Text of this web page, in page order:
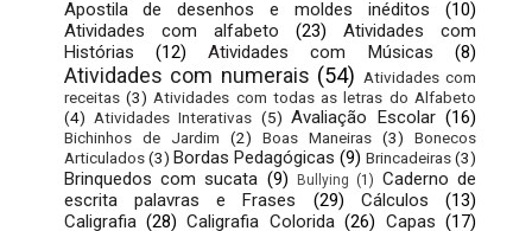
Apostila de desenhos e moldes inéditos
(10)
Atividades com alfabeto
(23)
Atividades com
Histórias
(12) Atividades com Músicas (8)
Atividades com numerais (54) Atividades com
receitas (3) Atividades com todas as letras do Alfabeto
(4) Atividades Interativas (5) Avaliação Escolar (16)
Bichinhos de Jardim (2) Boas Maneiras (3)
Bonecos
Articulados (3) Bordas Pedagógicas (9) Brincadeiras(3)
Brinquedos com sucata (9) Bullying (1) Caderno de
escrita palavras e Frases
(29) Cálculos
(13)
Caligrafia (28) Caligrafia Colorida (26) Capas (17)